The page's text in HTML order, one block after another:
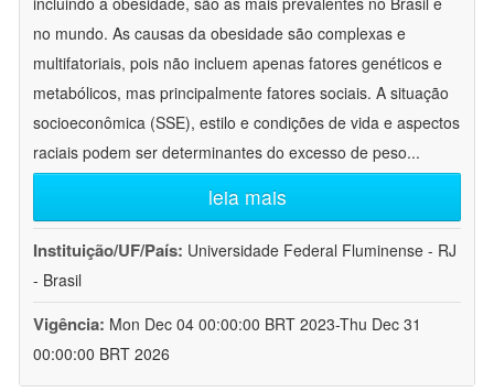
no mundo. As causas da obesidade são complexas e
multifatoriais, pois não incluem apenas fatores genéticos e
metabólicos, mas principalmente fatores sociais. A situação
socioeconômica (SSE), estilo e condições de vida e aspectos
raciais podem ser determinantes do excesso de peso...
leia mais
Instituição/UF/País: Universidade Federal Fluminense - RJ
- Brasil
Vigência: Mon Dec 04 00:00:00 BRT 2023-Thu Dec 31
00:00:00 BRT 2026